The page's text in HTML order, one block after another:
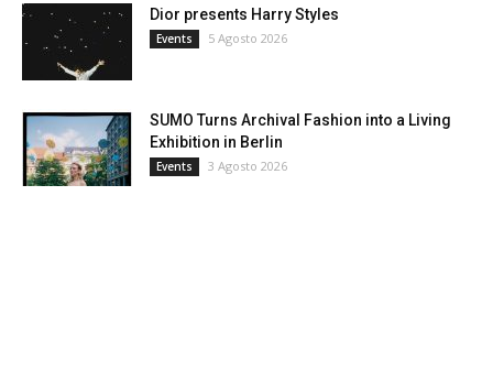
Dior presents Harry Styles
Events 5 Agosto 2026
SUMO Turns Archival Fashion into a Living
Exhibition in Berlin
Events 3 Agosto 2026